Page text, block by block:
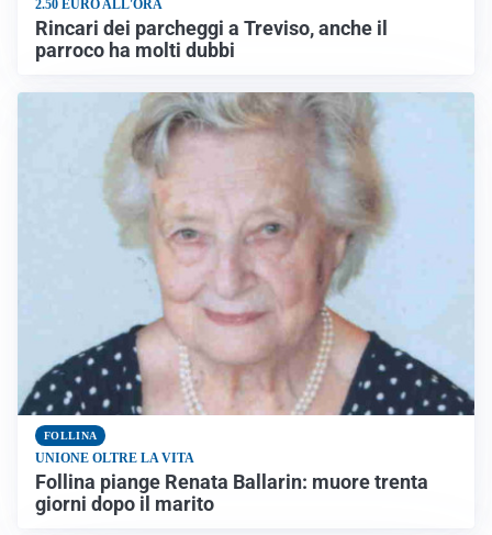
2.50 EURO ALL'ORA
Rincari dei parcheggi a Treviso, anche il
parroco ha molti dubbi
FOLLINA
UNIONE OLTRE LA VITA
Follina piange Renata Ballarin: muore trenta
giorni dopo il marito